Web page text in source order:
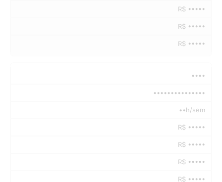
R$ •••••
R$ •••••
R$ •••••
••••
•••••••••••••••
••h/sem
R$ •••••
R$ •••••
R$ •••••
R$ •••••